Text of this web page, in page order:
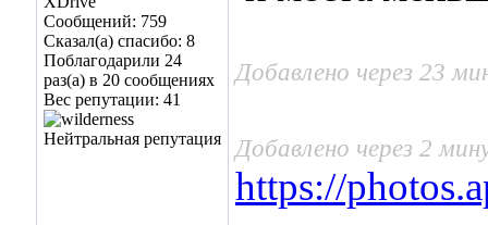
Сообщений: 759
Сказал(а) спасибо: 8
Поблагодарили 24
раз(а) в 20 сообщениях
Вес репутации: 41
Добавлено через 23
Добавлено через 2
https://